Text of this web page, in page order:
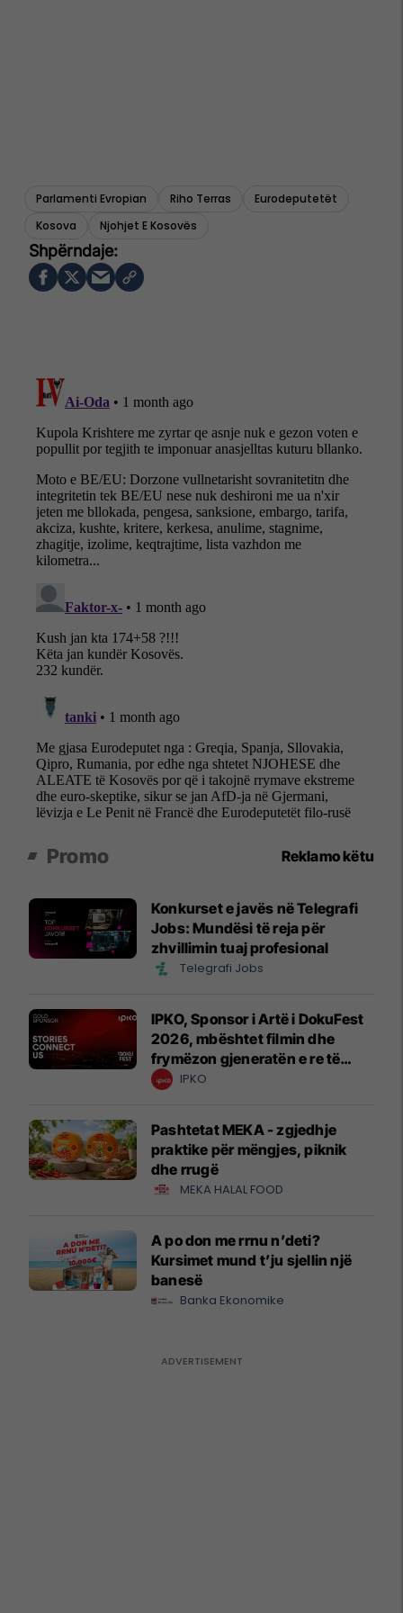
Parlamenti Evropian Riho Terras
Eurodeputetët
Kosova
Njohjet E Kosovës
Promo Reklamo këtu
Konkurset e javës në Telegrafi
Jobs: Mundësi të reja për
zhvillimin tuaj profesional
Telegrafi Jobs
IPKO, Sponsor i Artë i DokuFest
2026, mbështet filmin dhe
frymëzon gjeneratën e re të
krijuesve
IPKO
Pashtetat MEKA - zgjedhje
praktike për mëngjes, piknik
dhe rrugë
MEKA HALAL FOOD
A po don me rrnu n’deti?
Kursimet mund t’ju sjellin një
banesë
Banka Ekonomike